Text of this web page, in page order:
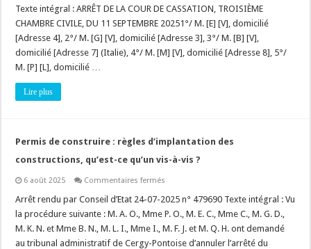
:
quel
est
le
générateur
la
prescription
quadriennale
?
Texte intégral : ARRÊT DE LA COUR DE CASSATION, TROISIÈME
CHAMBRE CIVILE, DU 11 SEPTEMBRE 20251°/ M. [E] [V], domicilié
[Adresse 4], 2°/ M. [G] [V], domicilié [Adresse 3], 3°/ M. [B] [V],
domicilié [Adresse 7] (Italie), 4°/ M. [M] [V], domicilié [Adresse 8], 5°/
M. [P] [L], domicilié …
Lire plus
Permis de construire : règles d’implantation des
constructions, qu’est-ce qu’un vis-à-vis ?
6 août 2025 Commentaires fermés
de
:
règles
d’implantation
des
Arrêt rendu par Conseil d’Etat 24-07-2025 n° 479690 Texte intégral : Vu
la procédure suivante : M. A. O., Mme P. O., M. E. C., Mme C., M. G. D.,
M. K. N. et Mme B. N., M. L. I., Mme I., M. F. J. et M. Q. H. ont demandé
au tribunal administratif de Cergy-Pontoise d’annuler l’arrêté du